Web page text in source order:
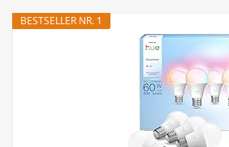
BESTSELLER NR. 1